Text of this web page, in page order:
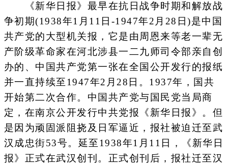
《新华日报》最早在抗日战争时期和解放战
争初期(1938年1月11日-1947年2月28日)是中国
共产党的大型机关报，它是由周恩来等老一辈无
产阶级革命家在河北涉县一二九师司令部亲自创
办的、中国共产党第一张在全国公开发行的报纸
并一直持续至1947年2月28日。1937年，国共
开始第二次合作。中国共产党与国民党当局商
定，在南京公开发行中共党报《新华日报》。但
是因为顽固派阻挠及日军逼近，报社被迫迁至武
汉成忠街53号。延至1938年1月11日，《新华日
报》正式在武汉创刊。正式创刊后，报社迁至汉